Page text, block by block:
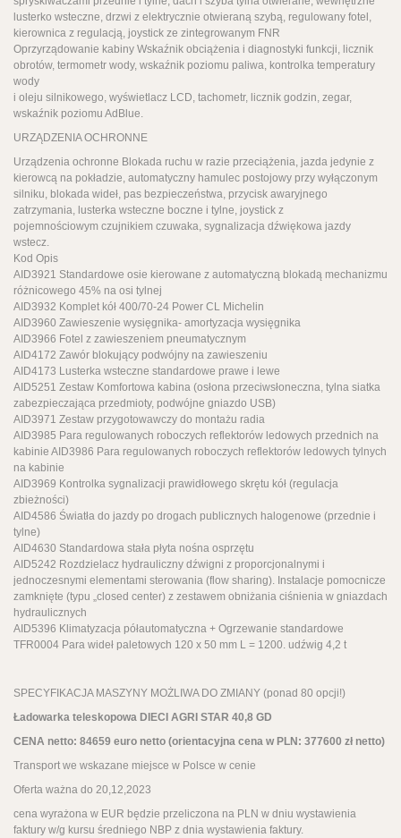
lusterko wsteczne, drzwi z elektrycznie otwieraną szybą, regulowany fotel,
kierownica z regulacją, joystick ze zintegrowanym FNR
Oprzyrządowanie kabiny Wskaźnik obciążenia i diagnostyki funkcji, licznik
obrotów, termometr wody, wskaźnik poziomu paliwa, kontrolka temperatury
wody
i oleju silnikowego, wyświetlacz LCD, tachometr, licznik godzin, zegar,
wskaźnik poziomu AdBlue.
URZĄDZENIA OCHRONNE
Urządzenia ochronne Blokada ruchu w razie przeciążenia, jazda jedynie z
kierowcą na pokładzie, automatyczny hamulec postojowy przy wyłączonym
silniku, blokada wideł, pas bezpieczeństwa, przycisk awaryjnego
zatrzymania, lusterka wsteczne boczne i tylne, joystick z
pojemnościowym czujnikiem czuwaka, sygnalizacja dźwiękowa jazdy
wstecz.
Kod Opis
AID3921 Standardowe osie kierowane z automatyczną blokadą mechanizmu
różnicowego 45% na osi tylnej
AID3932 Komplet kół 400/70-24 Power CL Michelin
AID3960 Zawieszenie wysięgnika- amortyzacja wysięgnika
AID3966 Fotel z zawieszeniem pneumatycznym
AID4172 Zawór blokujący podwójny na zawieszeniu
AID4173 Lusterka wsteczne standardowe prawe i lewe
AID5251 Zestaw Komfortowa kabina (osłona przeciwsłoneczna, tylna siatka
zabezpieczająca przedmioty, podwójne gniazdo USB)
AID3971 Zestaw przygotowawczy do montażu radia
AID3985 Para regulowanych roboczych reflektorów ledowych przednich na
kabinie AID3986 Para regulowanych roboczych reflektorów ledowych tylnych
na kabinie
AID3969 Kontrolka sygnalizacji prawidłowego skrętu kół (regulacja
zbieżności)
AID4586 Światła do jazdy po drogach publicznych halogenowe (przednie i
tylne)
AID4630 Standardowa stała płyta nośna osprzętu
AID5242 Rozdzielacz hydrauliczny dźwigni z proporcjonalnymi i
jednoczesnymi elementami sterowania (flow sharing). Instalacje pomocnicze
zamknięte (typu „closed center) z zestawem obniżania ciśnienia w gniazdach
hydraulicznych
AID5396 Klimatyzacja półautomatyczna + Ogrzewanie standardowe
TFR0004 Para wideł paletowych 120 x 50 mm L = 1200. udźwig 4,2 t
SPECYFIKACJA MASZYNY MOŻLIWA DO ZMIANY (ponad 80 opcji!)
Ładowarka teleskopowa DIECI AGRI STAR 40,8 GD
CENA netto: 84659 euro netto (orientacyjna cena w PLN: 377600 zł netto)
Transport we wskazane miejsce w Polsce w cenie
Oferta ważna do 20,12,2023
cena wyrażona w EUR będzie przeliczona na PLN w dniu wystawienia
faktury w/g kursu średniego NBP z dnia wystawienia faktury.